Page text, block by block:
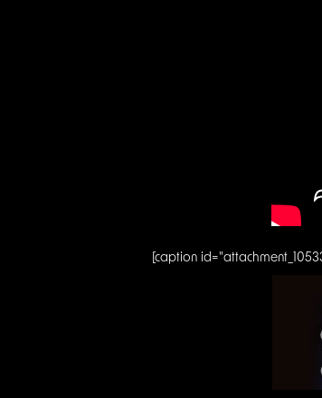
[caption